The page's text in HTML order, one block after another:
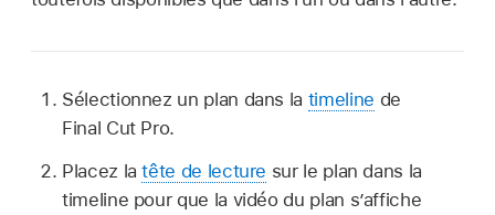
Sélectionnez un plan dans la timeline de
Final Cut Pro.
Placez latête de lecture sur le plan dans la
timeline pour que la vidéo du plan s’affiche